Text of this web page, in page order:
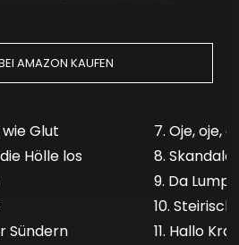
AMAZON KAUFEN
Glut
7. Oje, oje,
Hölle los
8.
9. Da Lump
10.
Sündern
11. Hallo